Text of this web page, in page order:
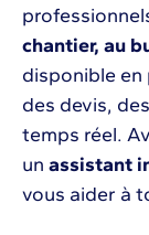
chantier, au
disponible
des devis,
temps réel.
un assistant
vous aider à